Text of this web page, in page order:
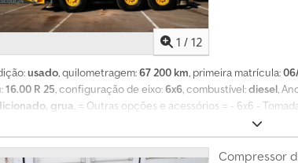
1 / 12
usado, quilometragem:67 200 km, primeira matrícula:
16.00 R 25, configuração de eixo:6x6, combustível:diesel,
grua, = Outras opções e acessórios = - 6x6 -
= Dimensão dos pneus: 16.00 R 25 Eixo dianteiro:
55%; profundidade dos sulcos dos pneus (lado direito):
dos pneus (lado esquerdo): 70%; profundidade dos sulcos
Compressor
o
m
p
r